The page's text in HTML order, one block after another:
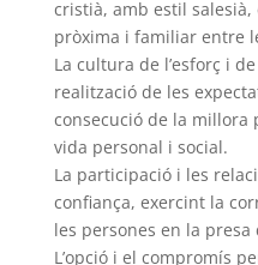
cristià, amb estil
pròxima i familiar entre
La cultura de l’esforç i
realització de les
consecució de la
vida personal i social.
La participació i les
confiança, exercint la
les persones en la presa
L’opció i el compromís